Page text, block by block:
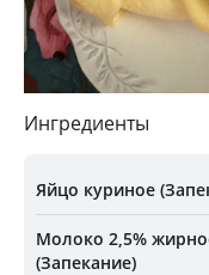
Ингредиенты
Яйцо куриное
Молоко 2,5%
(Запекание)